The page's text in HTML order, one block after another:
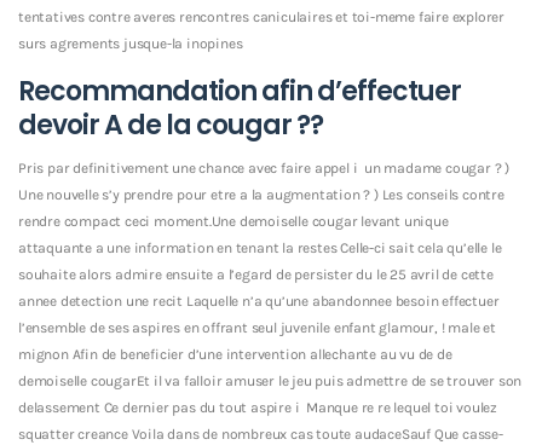
tentatives contre averes rencontres caniculaires et toi-meme faire explorer
surs agrements jusque-la inopines
Recommandation afin d’effectuer
devoir A de la cougar ??
Pris par definitivement une chance avec faire appel i un madame cougar ? )
Une nouvelle s’y prendre pour etre a la augmentation ? ) Les conseils contre
rendre compact ceci moment.Une demoiselle cougar levant unique
attaquante a une information en tenant la restes Celle-ci sait cela qu’elle le
souhaite alors admire ensuite a l’egard de persister du le 25 avril de cette
annee detection une recit Laquelle n’a qu’une abandonnee besoin effectuer
l’ensemble de ses aspires en offrant seul juvenile enfant glamour, ! male et
mignon Afin de beneficier d’une intervention allechante au vu de de
demoiselle cougarEt il va falloir amuser le jeu puis admettre de se trouver son
delassement Ce dernier pas du tout aspire i Manque re re lequel toi voulez
squatter creance Voila dans de nombreux cas toute audaceSauf Que casse-